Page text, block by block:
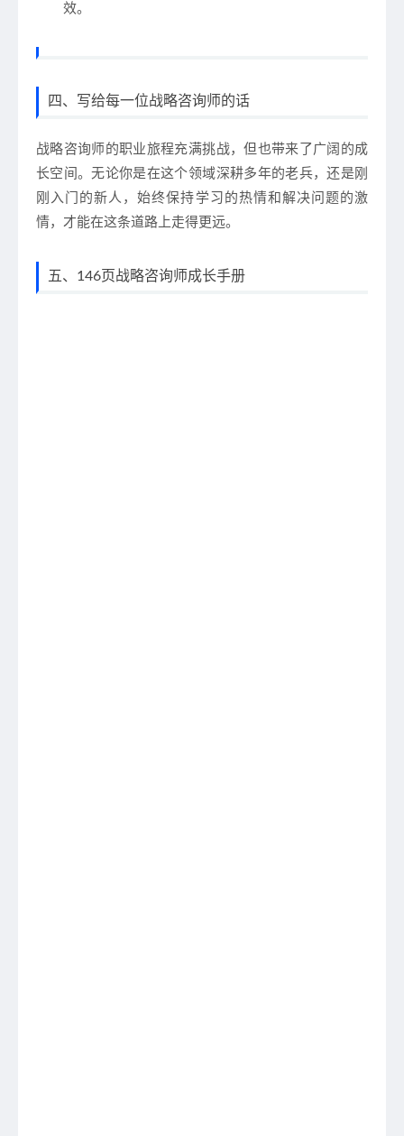
效。
四、写给每一位战略咨询师的话
战略咨询师的职业旅程充满挑战，但也带来了广阔的成
长空间。无论你是在这个领域深耕多年的老兵，还是刚
刚入门的新人，始终保持学习的热情和解决问题的激
情，才能在这条道路上走得更远。
五、146页战略咨询师成长手册